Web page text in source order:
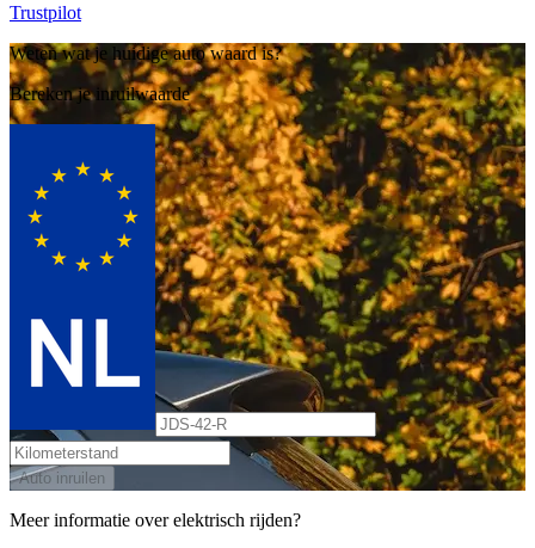
Trustpilot
Weten wat je huidige auto waard is?
Bereken je inruilwaarde
Auto inruilen
Meer informatie over elektrisch rijden?